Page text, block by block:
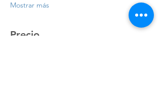
Mostrar más
Precio